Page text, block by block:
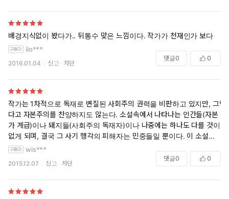
배경지식없이 봤다가.. 뒤통수 맞은 느낌이다. 작가가 천재인가 보다
ilo***
2016.01.04 신고 차단
댓글0 0
작가는 1차적으로 독재로 변질된 사회주의 권력을 비판하고 있지만, 그렇
다고 자본주의를 찬양하지도 않는다. 소설속에서 나타나는 인간들(자본
가 계급)이나 돼지들(사회주의 독재자)이나 나중에는 하나도 다를 것이
없게 되며, 결국 그 사기 행각의 피해자는 민중들일 뿐이다. 이 소설은 자
유민주주의 체제를 살아가는 우리에게도 귀한 질문을 던져 준다. '개돼
지'들의 사기 행각에 속지 않으려면 어떻게 하는 것이 최선일까? 좀 더 고
민하면서 살아봐야겠다.
wis***
2015.12.07 신고 차단
댓글0 0